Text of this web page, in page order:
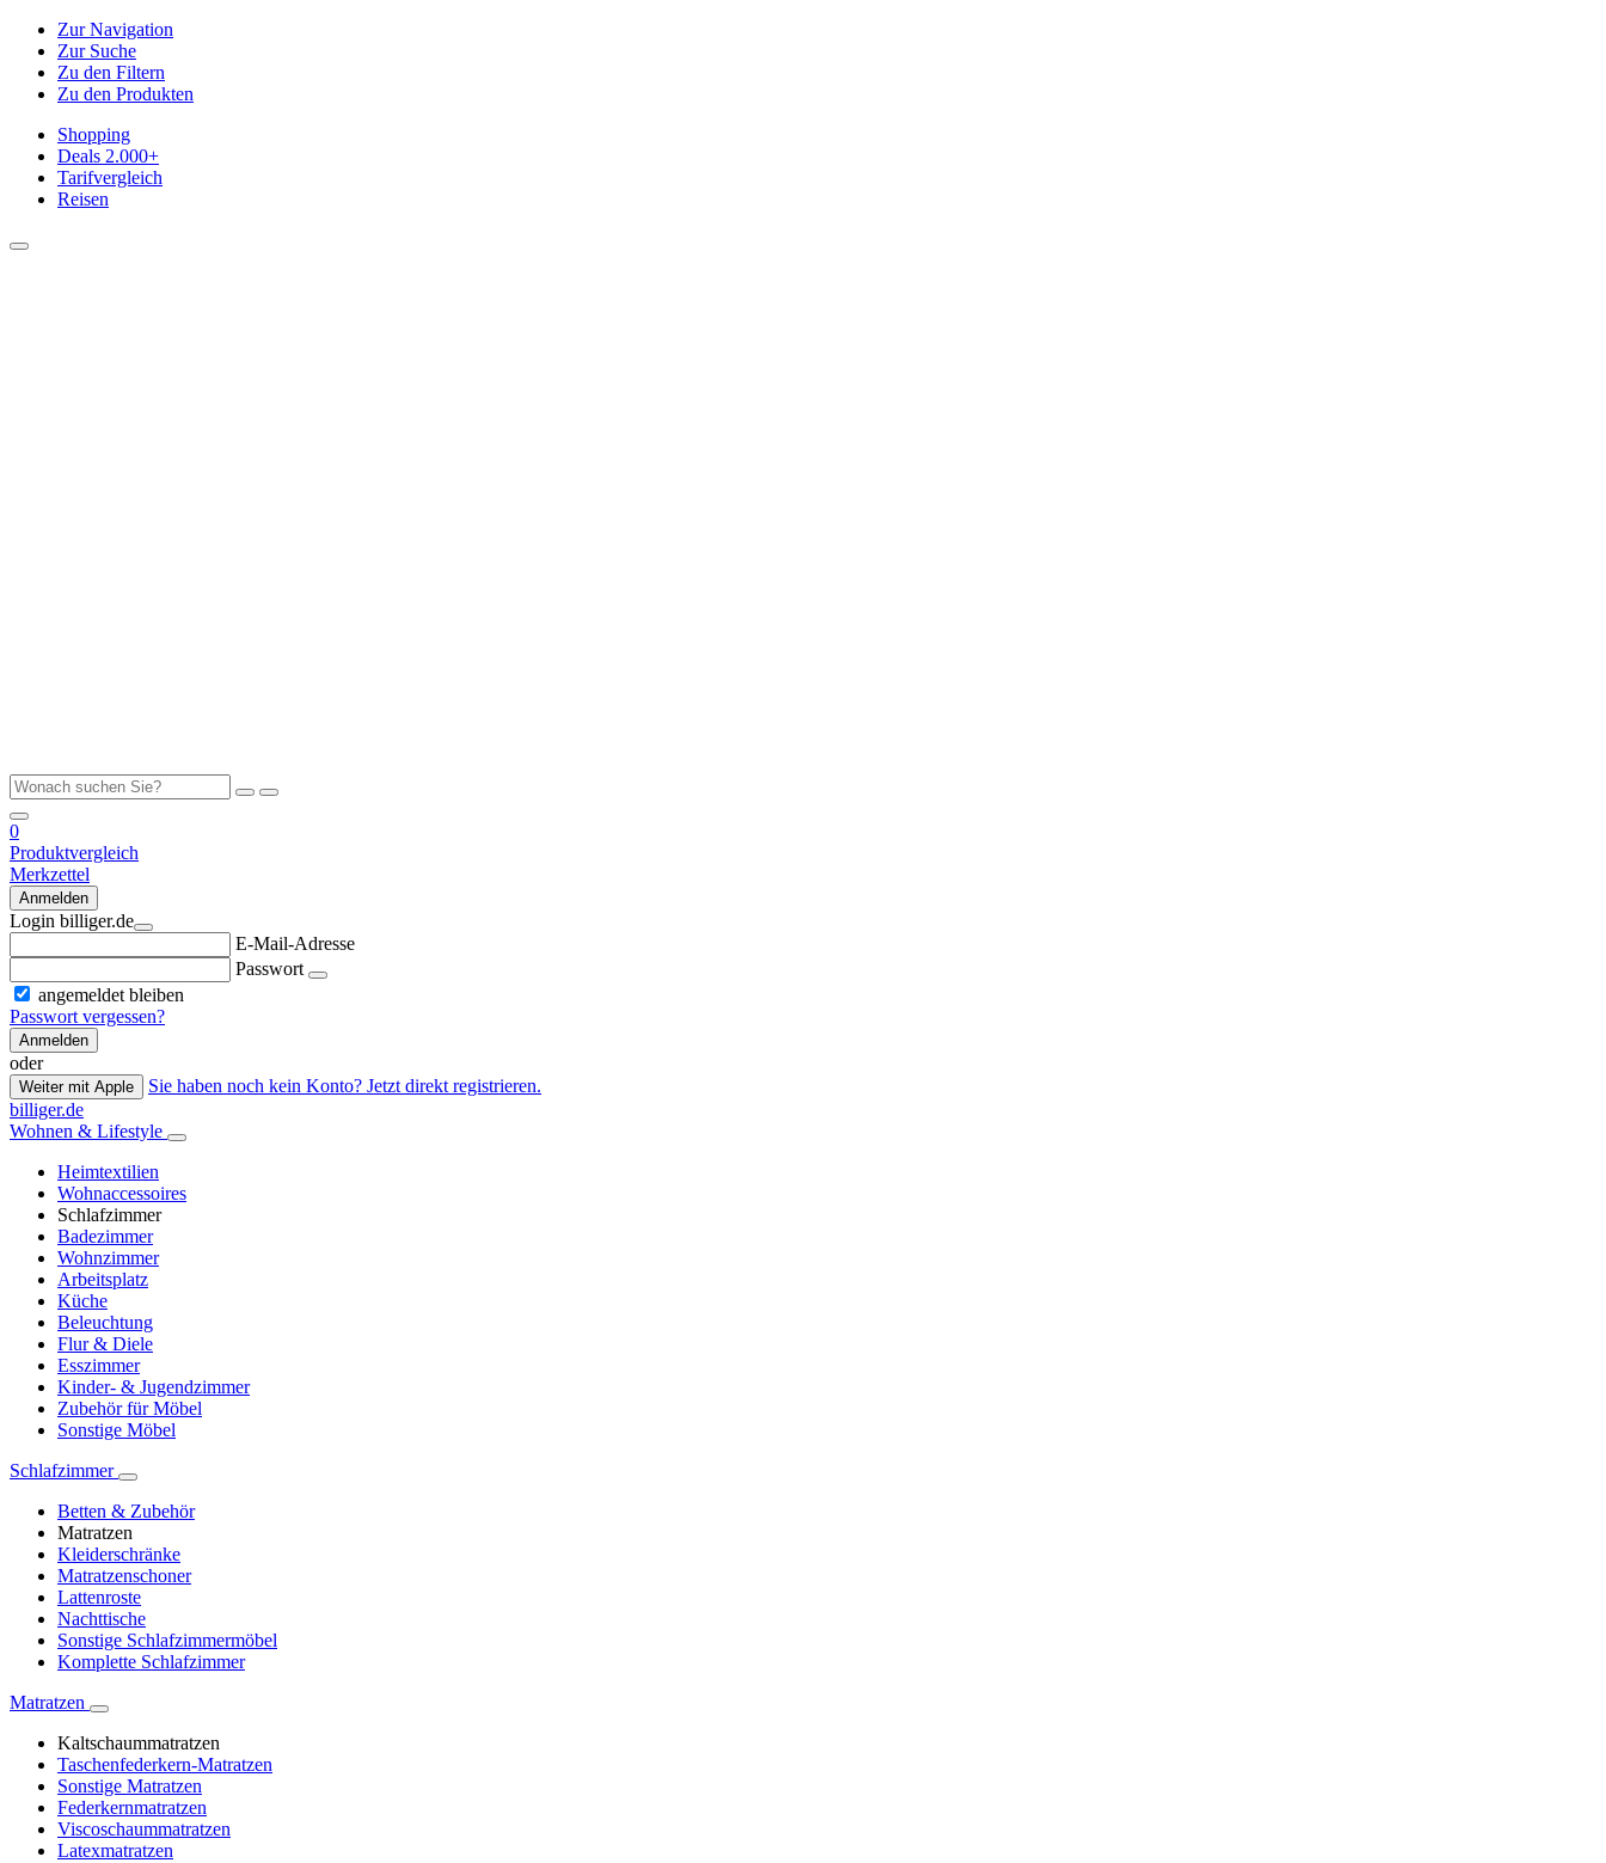
Zur Navigation
Zur Suche
Zu den Filtern
Zu den Produkten
Shopping
Deals 2.000+
Tarifvergleich
Reisen
0
Produktvergleich
Merkzettel
Anmelden
Login billiger.de
E-Mail-Adresse
Passwort
angemeldet bleiben
Passwort vergessen?
Anmelden
oder
Weiter mit Apple
Sie haben noch kein Konto? Jetzt direkt registrieren.
billiger.de
Wohnen & Lifestyle
Heimtextilien
Wohnaccessoires
Schlafzimmer
Badezimmer
Wohnzimmer
Arbeitsplatz
Küche
Beleuchtung
Flur & Diele
Esszimmer
Kinder- & Jugendzimmer
Zubehör für Möbel
Sonstige Möbel
Schlafzimmer
Betten & Zubehör
Matratzen
Kleiderschränke
Matratzenschoner
Lattenroste
Nachttische
Sonstige Schlafzimmermöbel
Komplette Schlafzimmer
Matratzen
Kaltschaummatratzen
Taschenfederkern-Matratzen
Sonstige Matratzen
Federkernmatratzen
Viscoschaummatratzen
Latexmatratzen